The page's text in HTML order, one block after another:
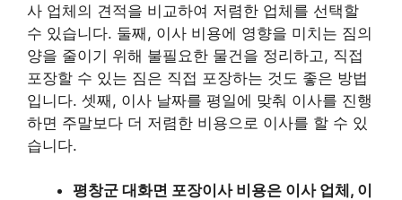
사 업체의 견적을 비교하여 저렴한 업체를 선택할
수 있습니다. 둘째, 이사 비용에 영향을 미치는 짐의
양을 줄이기 위해 불필요한 물건을 정리하고, 직접
포장할 수 있는 짐은 직접 포장하는 것도 좋은 방법
입니다. 셋째, 이사 날짜를 평일에 맞춰 이사를 진행
하면 주말보다 더 저렴한 비용으로 이사를 할 수 있
습니다.
평창군 대화면 포장이사 비용은 이사 업체, 이